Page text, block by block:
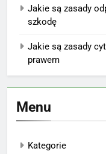
Jakie są zasady
szkodę
Jakie są zasady
prawem
Menu
Kategorie